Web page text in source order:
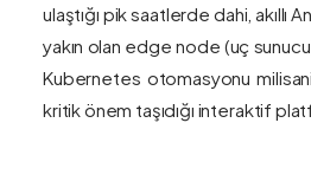
ulaştığı pik saatlerde dahi,
yakın olan edge node (uç
Kubernetes otomasyonu
kritik önem taşıdığı interaktif